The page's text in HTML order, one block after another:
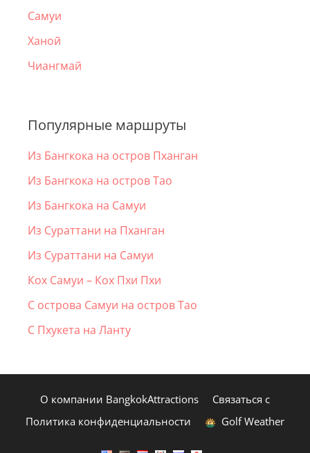
Самуи
Ханой
Чиангмай
Популярные маршруты
Из Бангкока на остров Пханган
Из Бангкока на остров Тао
Из Бангкока на Самуи
Из Сураттани на Пханган
Из Сураттани на Самуи
Кох Самуи – Кох Пхи Пхи
С острова Самуи на остров Тао
С Пхукета на Ланту
О компании BangkokAttractions
Связаться с
Политика конфиденциальности
Golf Weather